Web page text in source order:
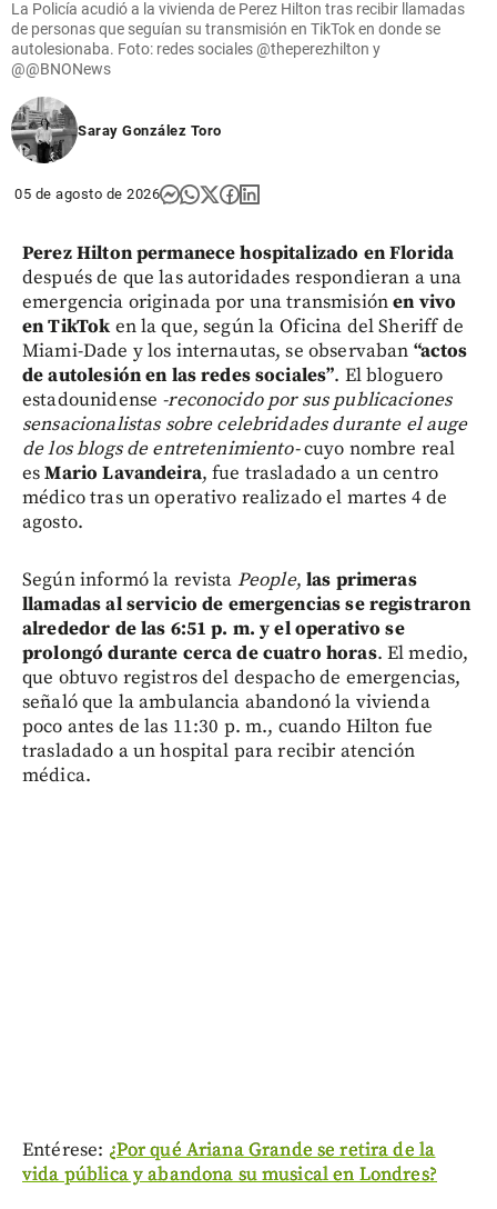
La Policía acudió a la vivienda de Perez Hilton tras recibir llamadas
de personas que seguían su transmisión en TikTok en donde se
autolesionaba. Foto: redes sociales @theperezhilton y
@@BNONews
Saray González Toro
05 de agosto de 2026
Perez Hilton permanece hospitalizado en Florida
después de que las autoridades respondieran a una
emergencia originada por una transmisiónen vivo
en TikToken la que, según la Oficina del Sheriff de
Miami-Dade y los internautas, se observaban “actos
de autolesión en las redes sociales”. El bloguero
estadounidense -reconocido por sus publicaciones
sensacionalistas sobre celebridades durante el auge
de los blogs de entretenimiento-cuyo nombre real
esMario Lavandeira, fue trasladado a un centro
médico tras un operativo realizado el martes 4 de
agosto.
Según informó la revista People, las primeras
llamadas al servicio de emergencias se registraron
alrededor de las 6:51 p. m. y el operativo se
prolongó durante cerca de cuatro horas. El medio,
que obtuvo registros del despacho de emergencias,
señaló que la ambulancia abandonó la vivienda
poco antes de las 11:30 p. m., cuando Hilton fue
trasladado a un hospital para recibir atención
médica.
Entérese: ¿Por qué Ariana Grande se retira de la
vida pública y abandona su musical en Londres?